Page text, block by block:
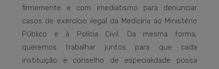
firmemente e com imediatismo para denunciar
casos de exercício ilegal da Medicina ao Ministério
Público e à Polícia Civil. Da mesma forma,
queremos trabalhar juntos para que cada
instituição e conselho de especialidade possa